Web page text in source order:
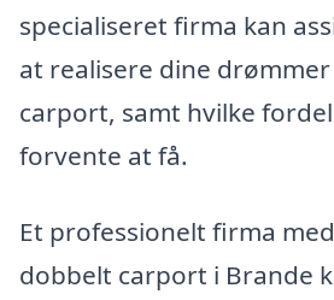
specialiseret firma kan
at realisere dine
carport, samt hvilke
forvente at få.
Et professionelt firma
dobbelt carport i Brande